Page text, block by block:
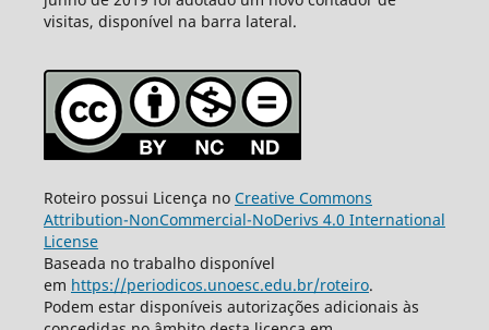
visitas, disponível na barra lateral.
Roteiro possui Licença no Creative Commons
Attribution-NonCommercial-NoDerivs 4.0 International
License
Baseada no trabalho disponível
em https://periodicos.unoesc.edu.br/roteiro.
Podem estar disponíveis autorizações adicionais às